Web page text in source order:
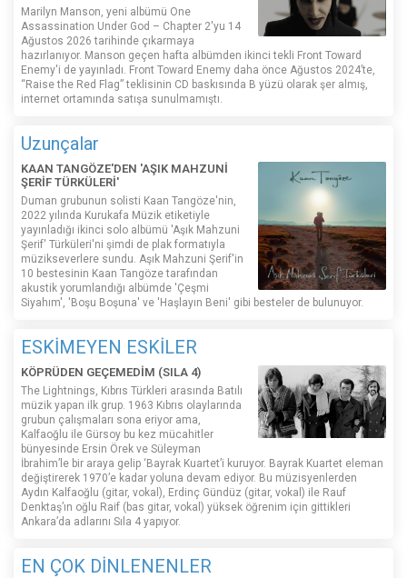
Marilyn Manson, yeni albümü One
Assassination Under God – Chapter 2'yu 14
Ağustos 2026 tarihinde çıkarmaya
hazırlanıyor. Manson geçen hafta albümden ikinci tekli Front Toward
Enemy'i de yayınladı. Front Toward Enemy daha önce Ağustos 2024’te,
“Raise the Red Flag” teklisinin CD baskısında B yüzü olarak şer almış,
internet ortamında satışa sunulmamıştı.
Uzunçalar
KAAN TANGÖZE'DEN 'AŞIK MAHZUNİ
ŞERİF TÜRKÜLERİ'
Duman grubunun solisti Kaan Tangöze'nin,
2022 yılında Kurukafa Müzik etiketiyle
yayınladığı ikinci solo albümü 'Aşık Mahzuni
Şerif' Türküleri'ni şimdi de plak formatıyla
müzikseverlere sundu. Aşık Mahzuni Şerif'in
10 bestesinin Kaan Tangöze tarafından
akustik yorumlandığı albümde 'Çeşmi
Siyahım', 'Boşu Boşuna' ve 'Haşlayın Beni' gibi besteler de bulunuyor.
ESKİMEYEN ESKİLER
KÖPRÜDEN GEÇEMEDİM (SILA 4)
The Lightnings, Kıbrıs Türkleri arasında Batılı
müzik yapan ilk grup. 1963 Kıbrıs olaylarında
grubun çalışmaları sona eriyor ama,
Kalfaoğlu ile Gürsoy bu kez mücahitler
bünyesinde Ersin Örek ve Süleyman
İbrahim’le bir araya gelip ‘Bayrak Kuartet’i kuruyor. Bayrak Kuartet eleman
değiştirerek 1970’e kadar yoluna devam ediyor. Bu müzisyenlerden
Aydın Kalfaoğlu (gitar, vokal), Erdinç Gündüz (gitar, vokal) ile Rauf
Denktaş’ın oğlu Raif (bas gitar, vokal) yüksek öğrenim için gittikleri
Ankara’da adlarını Sıla 4 yapıyor.
EN ÇOK DİNLENENLER